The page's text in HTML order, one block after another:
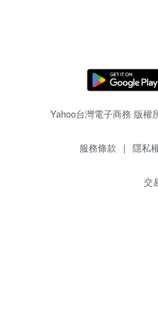
Yahoo台灣電子商務 版
服務條款 | 隱私
交